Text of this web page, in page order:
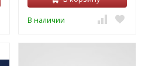
В наличии